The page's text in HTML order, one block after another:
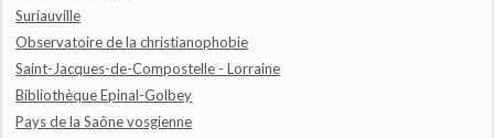
Suriauville
Observatoire de la christianophobie
Saint-Jacques-de-Compostelle - Lorraine
Bibliothèque Epinal-Golbey
Pays de la Saône vosgienne